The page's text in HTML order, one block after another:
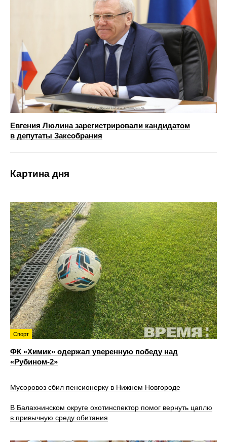
Евгения Люлина зарегистрировали кандидатом
в депутаты Заксобрания
Картина дня
Спорт
ФК «Химик» одержал уверенную победу над
«Рубином‑2»
Мусоровоз сбил пенсионерку в Нижнем Новгороде
В Балахнинском округе охотинспектор помог вернуть цаплю
в привычную среду обитания